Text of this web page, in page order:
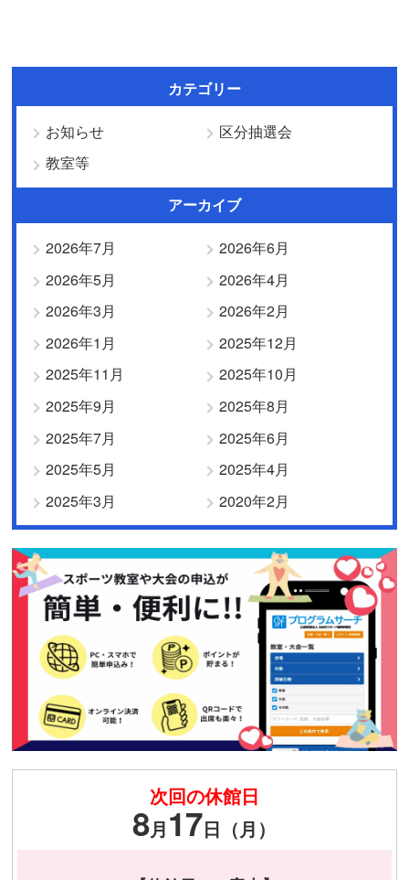
カテゴリー
お知らせ
区分抽選会
教室等
アーカイブ
2026年7月
2026年6月
2026年5月
2026年4月
2026年3月
2026年2月
2026年1月
2025年12月
2025年11月
2025年10月
2025年9月
2025年8月
2025年7月
2025年6月
2025年5月
2025年4月
2025年3月
2020年2月
次回の休館日
8月17日（月）